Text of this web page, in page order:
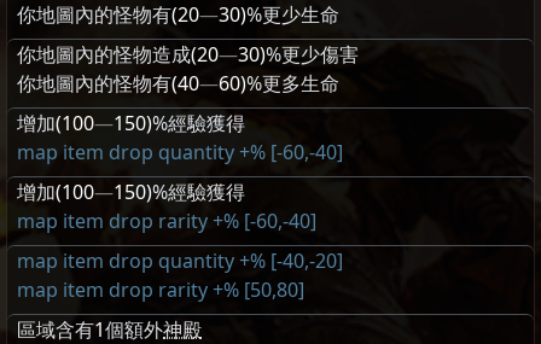
你地圖內的怪物有(20—30)%更少生命
你地圖內的怪物造成(20—30)%更少傷害
你地圖內的怪物有(40—60)%更多生命
增加(100—150)%經驗獲得
map item drop quantity +% [-60,-40]
增加(100—150)%經驗獲得
map item drop rarity +% [-60,-40]
map item drop quantity +% [-40,-20]
map item drop rarity +% [50,80]
區域含有1個額外神殿